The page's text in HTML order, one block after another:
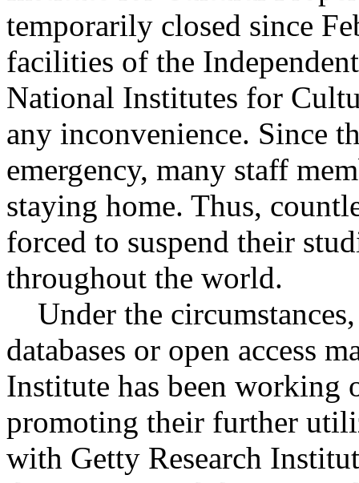
temporarily closed since
facilities of the
National Institutes for
any inconvenience. Since
emergency, many staff
staying home. Thus,
forced to suspend their
throughout the world.
Under the
databases or open access
Institute has been
promoting their further
with Getty Research